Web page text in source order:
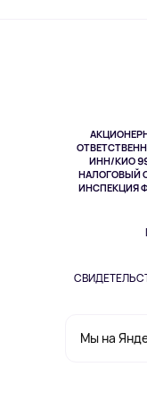
ИНН/КИО
НАЛОГОВЫЙ
ИНСПЕКЦИЯ
Мы на
Здоровье питомцев
Одежда и